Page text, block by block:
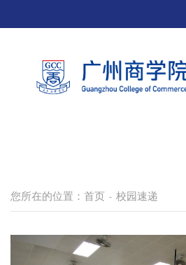
您所在的位置： 首页 - 校园速递